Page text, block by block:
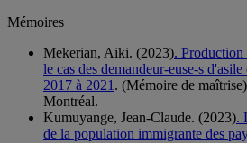
Mémoires
Mekerian, Aiki. (2023). Production
le cas des demandeur-euse-s
2017 à 2021 . (Mémoire de
Montréal.
Kumuyange, Jean-Claude. (2023).
de la population immigrante des